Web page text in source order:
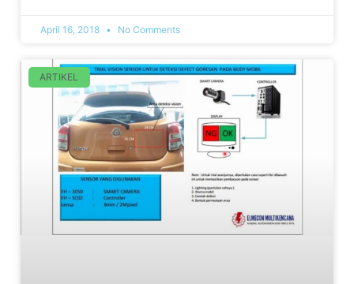
April 16, 2018 No Comments
ARTIKEL